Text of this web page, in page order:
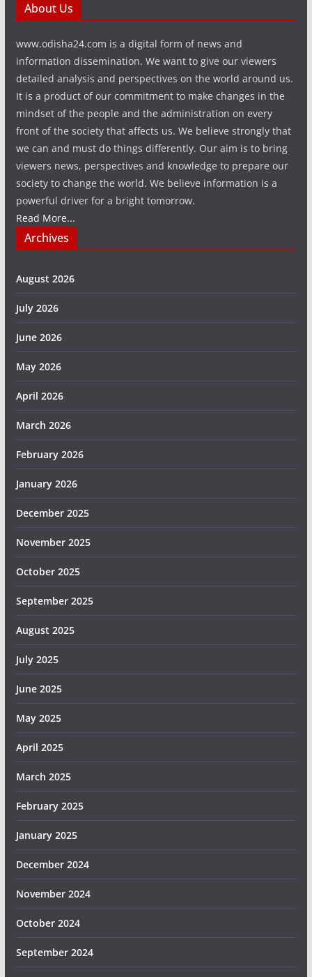
About Us
www.odisha24.com is a digital form of news and
information dissemination. We want to give our viewers
detailed analysis and perspectives on the world around us.
It is a product of our commitment to make changes in the
mindset of the people and the administration on every
front of the society that affects us. We believe strongly that
we can and must do things differently. Our aim is to bring
viewers news, perspectives and knowledge to prepare our
society to change the world. We believe information is a
powerful driver for a bright tomorrow.
Read More...
Archives
August 2026
July 2026
June 2026
May 2026
April 2026
March 2026
February 2026
January 2026
December 2025
November 2025
October 2025
September 2025
August 2025
July 2025
June 2025
May 2025
April 2025
March 2025
February 2025
January 2025
December 2024
November 2024
October 2024
September 2024